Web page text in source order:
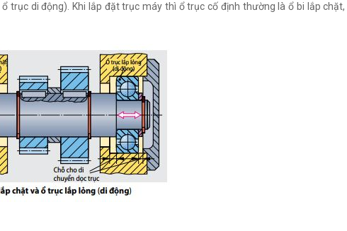
trục di động). Khi lắp đặt trục máy thì ổ trục cố định thường là ổ bi lắp chặt,